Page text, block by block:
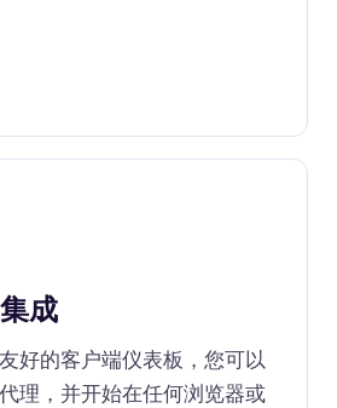
成
好的客户端仪表板，您可以
理，并开始在任何浏览器或